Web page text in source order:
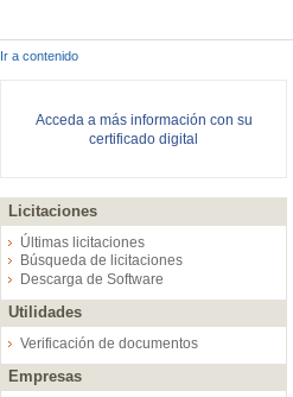
Ir a contenido
Acceda a más información con su
certificado digital
Licitaciones
Últimas licitaciones
Búsqueda de licitaciones
Descarga de Software
Utilidades
Verificación de documentos
Empresas